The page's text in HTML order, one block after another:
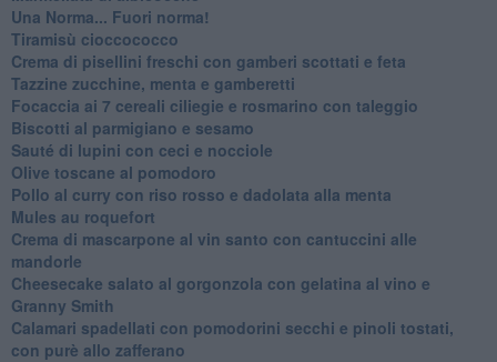
Una Norma... Fuori norma!
Tiramisù cioccococco
Crema di pisellini freschi con gamberi scottati e feta
Tazzine zucchine, menta e gamberetti
Focaccia ai 7 cereali ciliegie e rosmarino con taleggio
Biscotti al parmigiano e sesamo
Sauté di lupini con ceci e nocciole
Olive toscane al pomodoro
Pollo al curry con riso rosso e dadolata alla menta
Mules au roquefort
Crema di mascarpone al vin santo con cantuccini alle
mandorle
Cheesecake salato al gorgonzola con gelatina al vino e
Granny Smith
Calamari spadellati con pomodorini secchi e pinoli tostati,
con purè allo zafferano